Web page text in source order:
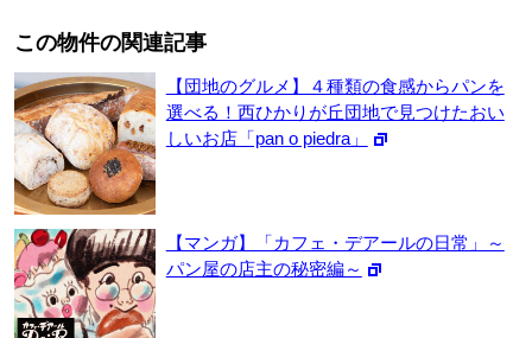
この物件の関連記事
【団地のグルメ】４種類の食感からパンを
選べる！西ひかりが丘団地で見つけたおい
しいお店「pan o piedra」
【マンガ】「カフェ・デアールの日常」～
パン屋の店主の秘密編～